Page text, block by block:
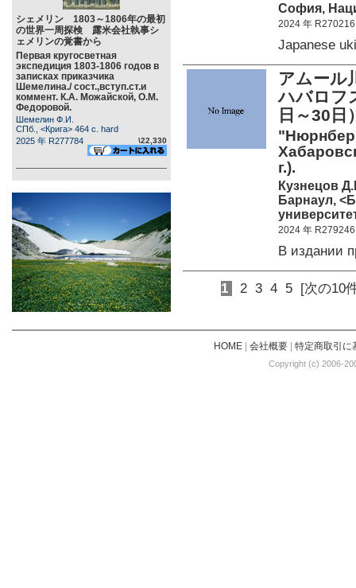
シェメリン 1803～1806年の最初
の世界一周探検 露米会社執事シ
ェメリンの覚書から
Первая кругосветная
экспедиция 1803-1806 годов в
записках приказчика
Шемелина./ сост.,вступ.ст.и
коммент. К.А. Можайской, О.М.
Федоровой.
Шемелин Ф.И.
СПб., <Крига> 464 c. hard
2025 年 R277784
\22,330
София,
2024 年 R270216
Japanese
アムー
ハバロフ
日～30
г.).
Кузнецов
Барнаул,
2024 年 R279246
В издании
1 2 3 4 5 [次の10
HOME| 会社概要| 特定商取引に
Copyright (c) 2006-